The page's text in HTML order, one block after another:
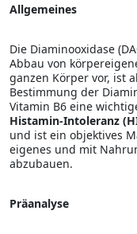
Allgemeines
Die Diaminooxidase
Abbau von
ganzen Körper vor, ist
Bestimmung der
Vitamin B6 eine
Histamin-Intoleranz
und ist ein objektives
eigenes und mit
abzubauen.
Präanalyse